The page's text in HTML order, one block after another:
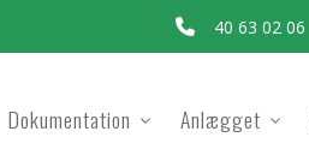
40 63 02 06
Dokumentation Anlægget